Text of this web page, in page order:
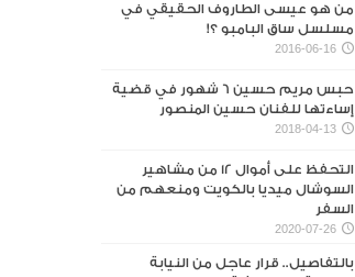
من هو عيسى الطاروف الحقيقي في
مسلسل ساق البامبو ؟!
2016-06-16
حبس مريم حسين 6 شهور في قضية
إساءتها للفنان حسين المنصور‎
2018-04-13
التحفظ على أموال 12 من مشاهير
السوشال ميديا بالكويت ومنعهم من
السفر
2020-07-26
بالتفاصيل.. قرار عاجل من النيابة